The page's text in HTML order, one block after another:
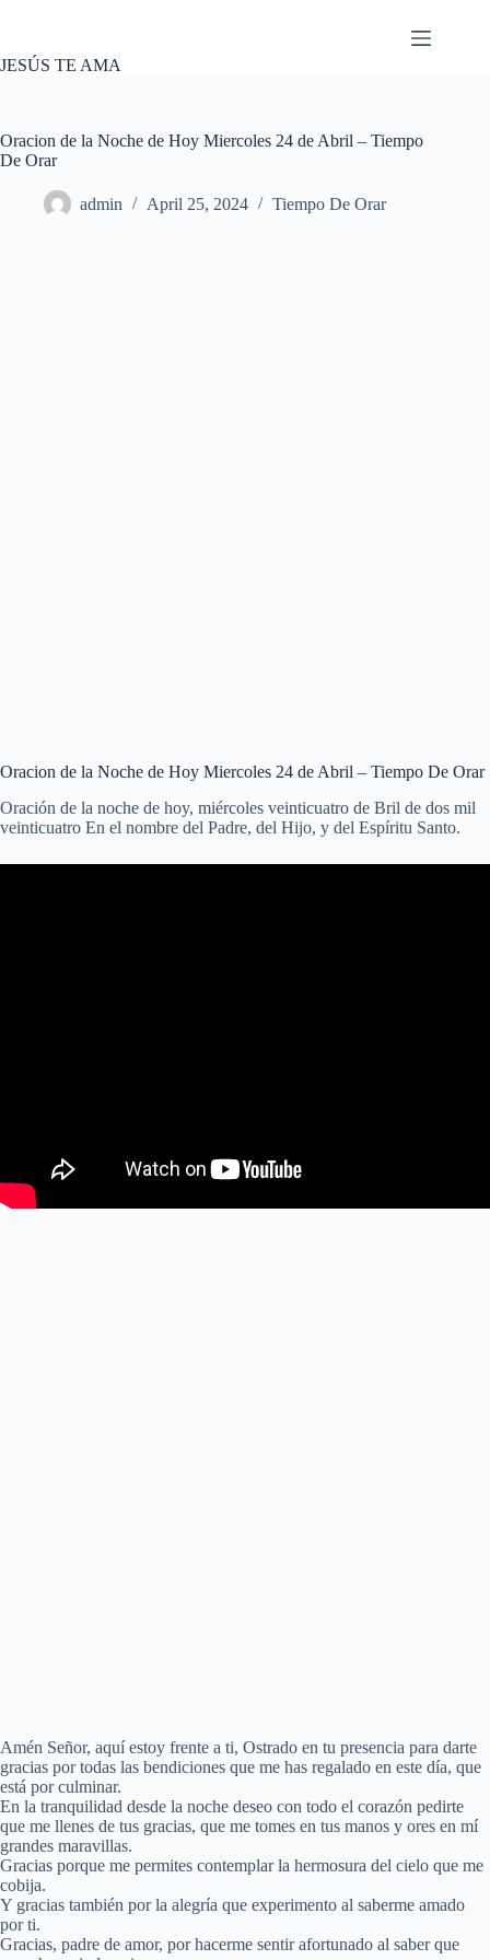
JESÚS TE AMA
Oracion de la Noche de Hoy Miercoles 24 de Abril – Tiempo
De Orar
admin April 25, 2024 Tiempo De Orar
Oracion de la Noche de Hoy Miercoles 24 de Abril – Tiempo De Orar
Oración de la noche de hoy, miércoles veinticuatro de Bril de dos mil
veinticuatro En el nombre del Padre, del Hijo, y del Espíritu Santo.
Amén Señor, aquí estoy frente a ti, Ostrado en tu presencia para darte
gracias por todas las bendiciones que me has regalado en este día, que
está por culminar.
En la tranquilidad desde la noche deseo con todo el corazón pedirte
que me llenes de tus gracias, que me tomes en tus manos y ores en mí
grandes maravillas.
Gracias porque me permites contemplar la hermosura del cielo que me
cobija.
Y gracias también por la alegría que experimento al saberme amado
por ti.
Gracias, padre de amor, por hacerme sentir afortunado al saber que